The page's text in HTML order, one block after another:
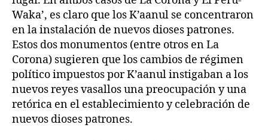
Waka’, es claro que los K’aanul se concentraron
en la instalación de nuevos dioses patrones.
Estos dos monumentos (entre otros en La
Corona) sugieren que los cambios de régimen
político impuestos por K’aanul instigaban a los
nuevos reyes vasallos una preocupación y una
retórica en el establecimiento y celebración de
nuevos dioses patrones.